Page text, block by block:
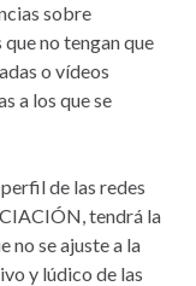
sobre
no tengan que
o vídeos
a los que se
de las redes
tendrá la
no se ajuste a la
y lúdico de las